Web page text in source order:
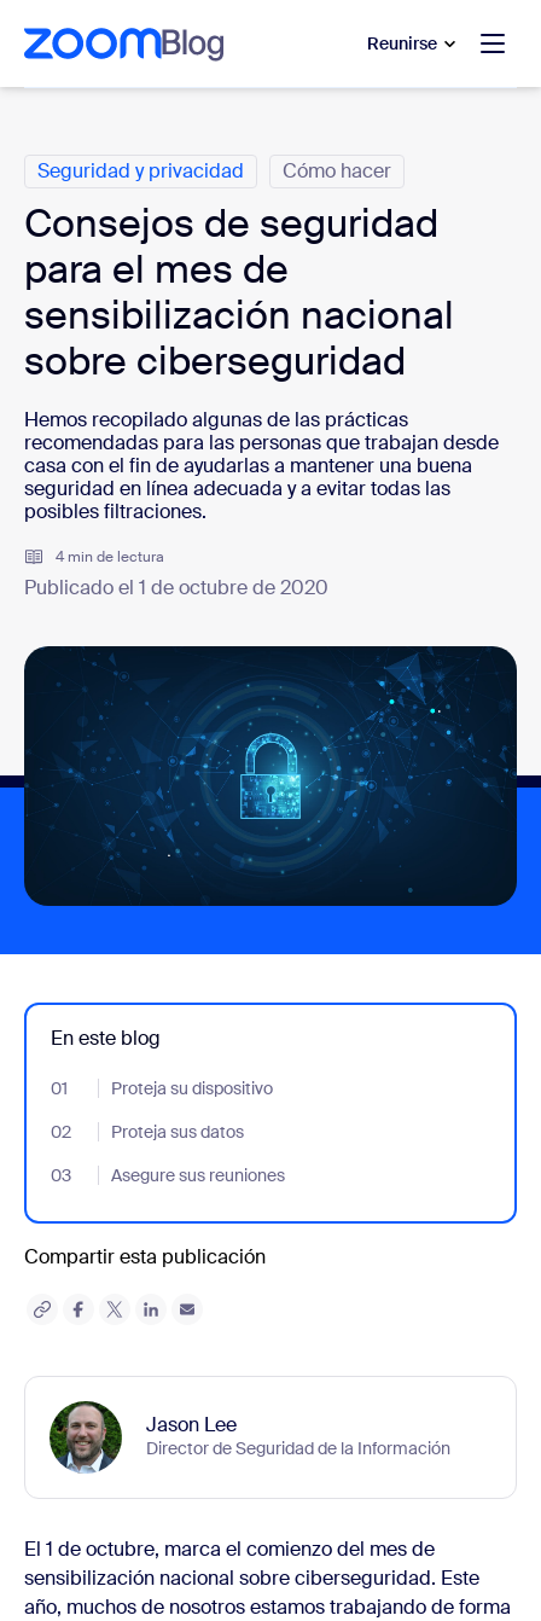
contenido principal
al chat de ayuda
Reunirse
Seguridad y privacidad Cómo hacer
Consejos de seguridad
para el mes de
sensibilización nacional
sobre ciberseguridad
Hemos recopilado algunas de las prácticas
recomendadas para las personas que trabajan desde
casa con el fin de ayudarlas a mantener una buena
seguridad en línea adecuada y a evitar todas las
posibles filtraciones.
4 min de lectura
Publicado el 1 de octubre de 2020
En este blog
01 Proteja su dispositivo
- Jumplink to Proteja su dispositivo
02
Proteja sus datos
- Jumplink to Proteja sus datos
03
Asegure sus reuniones
- Jumplink to Asegure sus reuniones
Compartir esta publicación
Jason Lee
Director de Seguridad de la Información
El 1 de octubre, marca el comienzo del mes de
sensibilización nacional sobre ciberseguridad. Este
año, muchos de nosotros estamos trabajando de forma